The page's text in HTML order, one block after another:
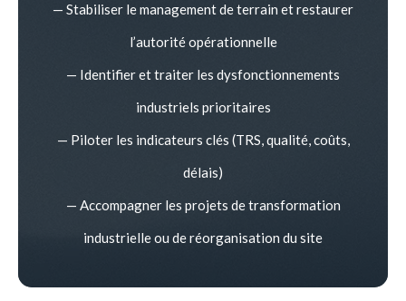
— Stabiliser le management de terrain et restaurer
l’autorité opérationnelle
— Identifier et traiter les dysfonctionnements
industriels prioritaires
— Piloter les indicateurs clés (TRS, qualité, coûts,
délais)
— Accompagner les projets de transformation
industrielle ou de réorganisation du site